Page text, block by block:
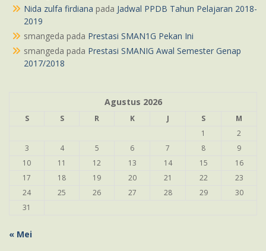
Nida zulfa firdiana pada Jadwal PPDB Tahun Pelajaran 2018-
2019
smangeda pada Prestasi SMAN1G Pekan Ini
smangeda pada Prestasi SMANIG Awal Semester Genap
2017/2018
Agustus 2026
S S R K J S
M
1
2
3
4 5 6 7 8
9
10
11 12 13 14 15
16
17
18 19 20 21 22
23
24
25 26 27 28 29
30
31
« Mei